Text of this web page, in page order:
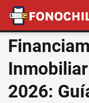
2026: